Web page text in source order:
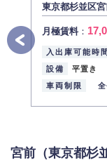
東京都杉並区
月極賃料：
入出庫可能時間
設備
平置き
車両制限
宮前（東京都杉